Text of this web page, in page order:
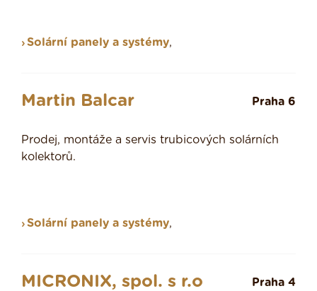
Solární panely a systémy,
Martin Balcar Praha 6
Prodej, montáže a servis trubicových solárních
kolektorů.
Solární panely a systémy,
MICRONIX, spol. s r.o Praha 4